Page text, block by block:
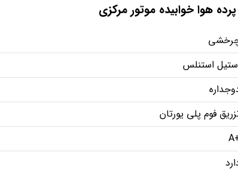
هوا خوابیده موتور مرکزی
استنلس
فوم پلی یورتان